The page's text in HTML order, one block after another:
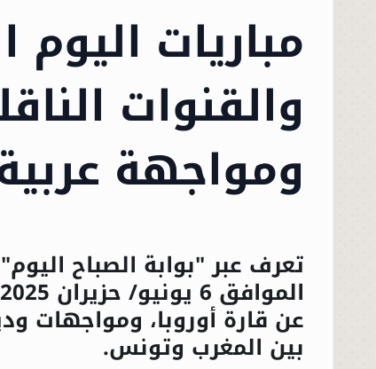
والقنوات
ومواجهة
تعرف عبر "بوابة الصباح
عن قارة أوروبا، ومواجهات
بين المغرب وتونس.